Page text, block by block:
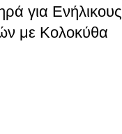
για Ενήλικους
με Κολοκύθα